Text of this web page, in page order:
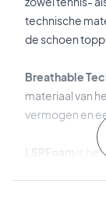
technische
de schoen
Breathable
materiaal van
vermogen en
is